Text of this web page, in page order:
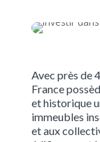
Avec près de
France
et historique
immeubles
et aux